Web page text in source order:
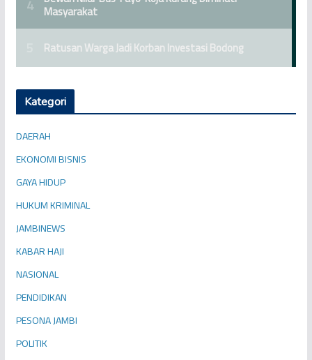
Kategori
DAERAH
EKONOMI BISNIS
GAYA HIDUP
HUKUM KRIMINAL
JAMBINEWS
KABAR HAJI
NASIONAL
PENDIDIKAN
PESONA JAMBI
POLITIK